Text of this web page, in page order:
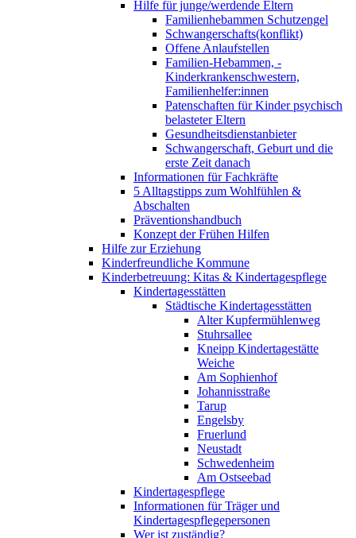
Hilfe für junge/werdende Eltern
Familienhebammen Schutzengel
Schwangerschafts(konflikt)
Offene Anlaufstellen
Familien-Hebammen, -
Kinderkrankenschwestern,
Familienhelfer:innen
Patenschaften für Kinder psychisch
belasteter Eltern
Gesundheitsdienstanbieter
Schwangerschaft, Geburt und die
erste Zeit danach
Informationen für Fachkräfte
5 Alltagstipps zum Wohlfühlen &
Abschalten
Präventionshandbuch
Konzept der Frühen Hilfen
Hilfe zur Erziehung
Kinderfreundliche Kommune
Kinderbetreuung: Kitas & Kindertagespflege
Kindertagesstätten
Städtische Kindertagesstätten
Alter Kupfermühlenweg
Stuhrsallee
Kneipp Kindertagestätte
Weiche
Am Sophienhof
Johannisstraße
Tarup
Engelsby
Fruerlund
Neustadt
Schwedenheim
Am Ostseebad
Kindertagespflege
Informationen für Träger und
Kindertagespflegepersonen
Wer ist zuständig?